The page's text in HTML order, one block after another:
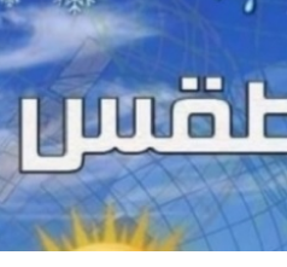
بساقية الدائر يتعاقد